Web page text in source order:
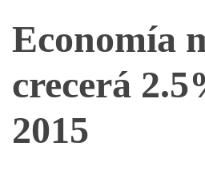
Economía
crecerá
2015